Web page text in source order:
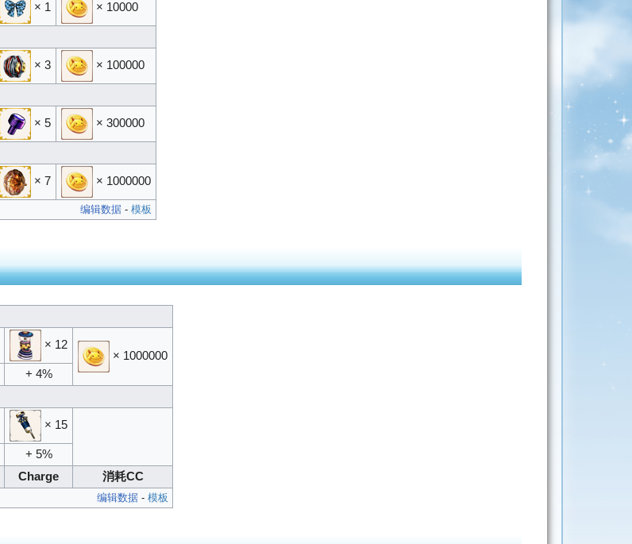
× 1 × 10000
× 3 × 100000
× 5 × 300000
× 7 × 1000000
编辑数据 -模板
× 12
× 1000000
+ 4%
× 15
+ 5%
Charge 消耗CC
编辑数据 -模板